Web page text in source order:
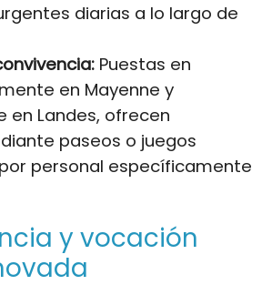
diarias a lo largo de
Puestas en
en Mayenne y
en Landes, ofrecen
paseos o juegos
personal específicamente
y vocación